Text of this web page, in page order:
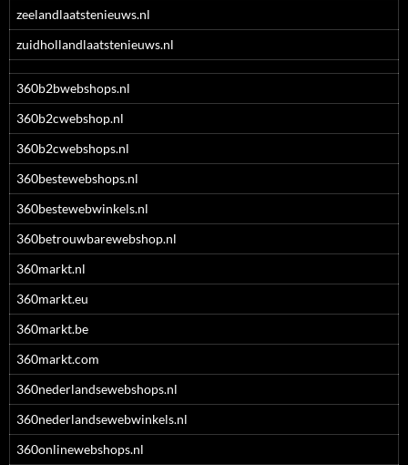
zeelandlaatstenieuws.nl
zuidhollandlaatstenieuws.nl
360b2bwebshops.nl
360b2cwebshop.nl
360b2cwebshops.nl
360bestewebshops.nl
360bestewebwinkels.nl
360betrouwbarewebshop.nl
360markt.nl
360markt.eu
360markt.be
360markt.com
360nederlandsewebshops.nl
360nederlandsewebwinkels.nl
360onlinewebshops.nl